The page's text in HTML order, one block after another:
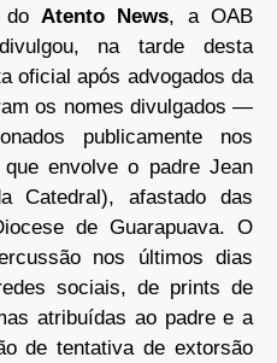
do Atento News, a OAB
na tarde desta
oficial após advogados da
os nomes divulgados —
publicamente nos
envolve o padre Jean
Catedral), afastado das
de Guarapuava. O
nos últimos dias
sociais, de prints de
atribuídas ao padre e a
de tentativa de extorsão